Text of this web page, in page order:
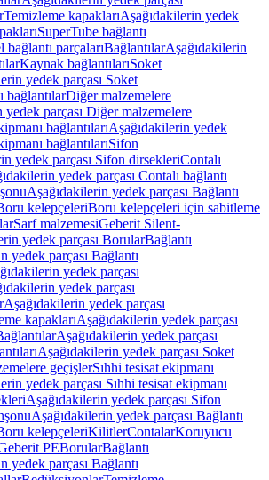
Temizleme kapaklarıAşağıdakilerin yedek
SuperTube bağlantı
bağlantı parçalarıBağlantılarAşağıdakilerin
Kaynak bağlantılarıSoket
yedek parçası Soket
bağlantılarDiğer malzemelere
yedek parçası Diğer malzemelere
bağlantılarıAşağıdakilerin yedek
bağlantılarıSifon
yedek parçası Sifon dirsekleriContalı
yedek parçası Contalı bağlantı
Aşağıdakilerin yedek parçası Bağlantı
kelepçeleriBoru kelepçeleri için sabitleme
Sarf malzemesiGeberit Silent-
yedek parçası BorularBağlantı
yedek parçası Bağlantı
yedek parçası
yedek parçası
Aşağıdakilerin yedek parçası
kapaklarıAşağıdakilerin yedek parçası
Aşağıdakilerin yedek parçası
Aşağıdakilerin yedek parçası Soket
geçişlerSıhhi tesisat ekipmanı
yedek parçası Sıhhi tesisat ekipmanı
Aşağıdakilerin yedek parçası Sifon
Aşağıdakilerin yedek parçası Bağlantı
kelepçeleriKilitlerContalarKoruyucu
PEBorularBağlantı
yedek parçası Bağlantı